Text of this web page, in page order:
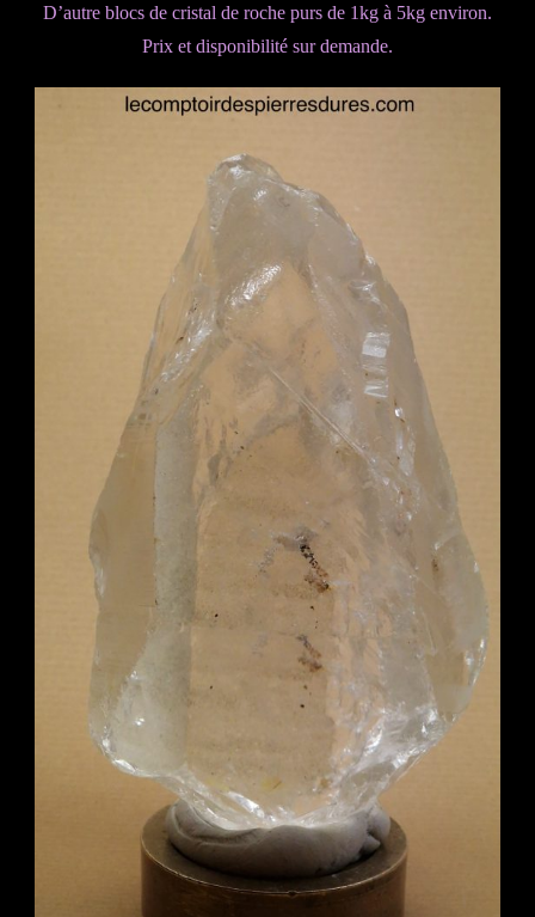
D’autre blocs de cristal de roche purs de 1kg à 5kg environ.
Prix et disponibilité sur demande.